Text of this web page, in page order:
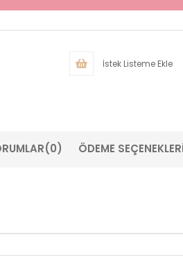
İstek Listeme Ekle
(0) ÖDEME SEÇENEKLERI